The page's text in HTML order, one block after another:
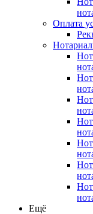
Оплата
Ещё